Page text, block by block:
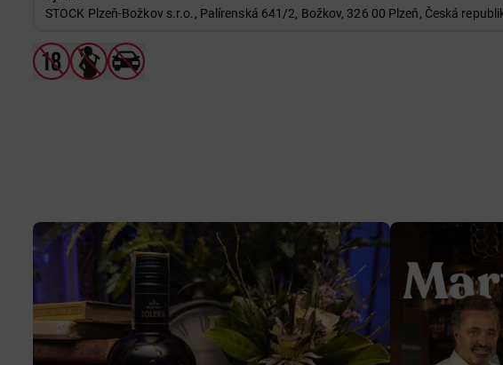
STOCK Plzeň-Božkov s.r.o., Palírenská 641/2, Božkov, 326 00 Plzeň, Česká